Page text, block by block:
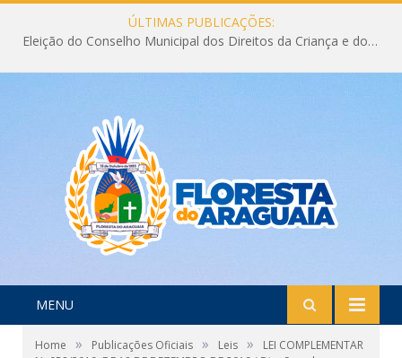
ÚLTIMAS PUBLICAÇÕES:
Eleição do Conselho Municipal dos Direitos da Criança e do Adolescente CMDCA 2026
MENU
Home » Publicações Oficiais » Leis »
LEI COMPLEMENTAR